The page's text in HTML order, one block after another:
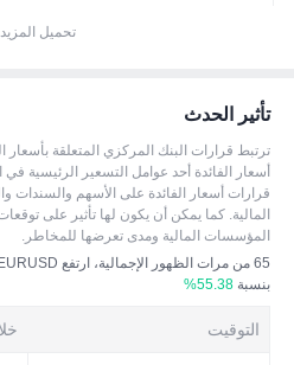
تحميل المزيد
تأثير الحدث
ترتبط قرارات البنك المركزي المتعلقة بأسعار
أسعار الفائدة أحد عوامل التسعير الرئيسية في
قرارات أسعار الفائدة على الأسهم والسندات
المالية. كما يمكن أن يكون لها تأثير على
المؤسسات المالية ومدى تعرضها للمخاطر.
65 من مرات الظهور الإجمالية، ارتفع EURUSD مرة، بنسبة
بنسبة 55.38%
التوقيت خلال 60